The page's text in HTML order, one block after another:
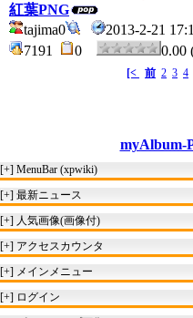
紅葉PNG
tajima0
2013-2-21
7191
0 0.00
[< 前 2 3 4
myAlbum-
[+] MenuBar (xpwiki)
[+] 最新ニュース
[+] 人気画像(画像付)
[+] アクセスカウンタ
[+] メインメニュー
[+] ログイン